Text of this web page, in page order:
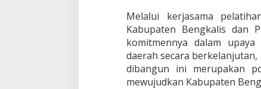
r
a
a
a
Melalui kerjasama
Kabupaten Bengkalis dan
komitmennya dalam
daerah secara
dibangun ini merupakan
mewujudkan Kabupaten